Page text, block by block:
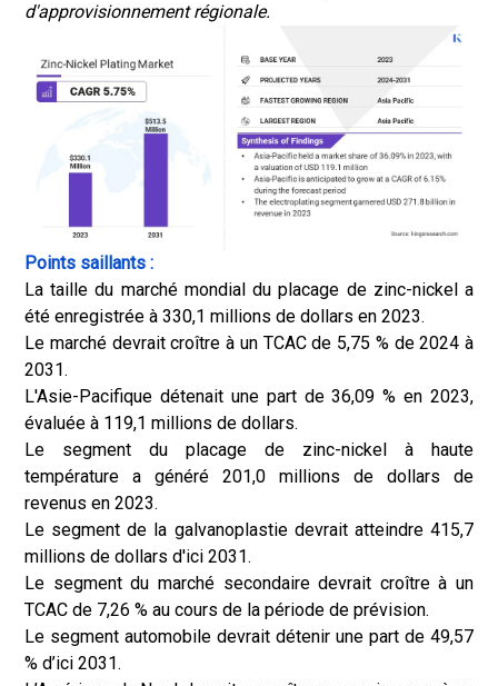
d'approvisionnement régionale.
Points saillants :
La taille du marché mondial du placage de zinc-nickel a
été enregistrée à 330,1 millions de dollars en 2023.
Le marché devrait croître à un TCAC de 5,75 % de 2024 à
2031.
L'Asie-Pacifique détenait une part de 36,09 % en 2023,
évaluée à 119,1 millions de dollars.
Le segment du placage de zinc-nickel à haute
température a généré 201,0 millions de dollars de
revenus en 2023.
Le segment de la galvanoplastie devrait atteindre 415,7
millions de dollars d'ici 2031.
Le segment du marché secondaire devrait croître à un
TCAC de 7,26 % au cours de la période de prévision.
Le segment automobile devrait détenir une part de 49,57
% d’ici 2031.